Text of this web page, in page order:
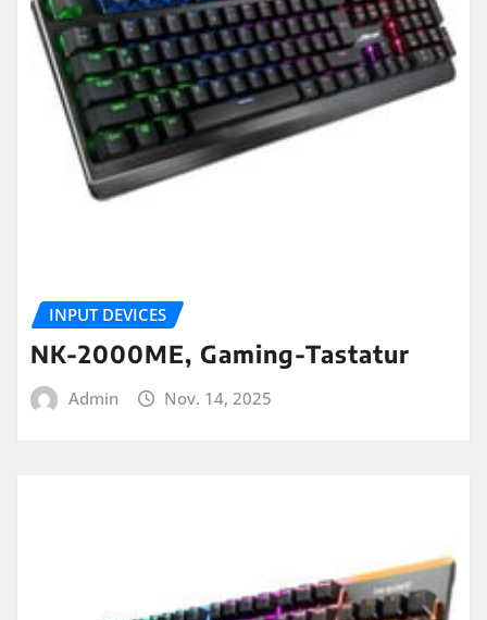
INPUT DEVICES
NK-2000ME, Gaming-Tastatur
Admin Nov. 14, 2025